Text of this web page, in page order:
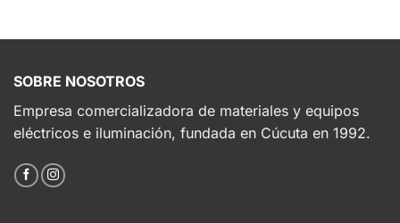
SOBRE NOSOTROS
Empresa comercializadora de materiales y equipos
eléctricos e iluminación, fundada en Cúcuta en 1992.